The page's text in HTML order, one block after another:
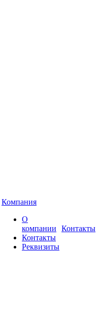
Компания
О
компании
Контакты
Реквизиты
Контакты